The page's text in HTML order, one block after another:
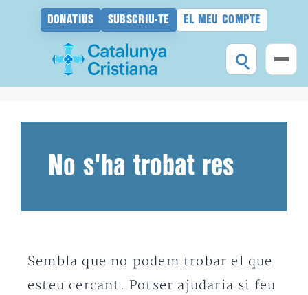
DONATIUS SUBSCRIU-TE EL MEU COMPTE
No s'ha trobat res
Sembla que no podem trobar el que
esteu cercant. Potser ajudaria si feu